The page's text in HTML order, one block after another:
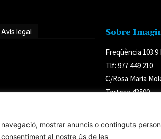
mostrar anuncis o continguts
al nostre ús de les
Avís legal Sobre
Freqüència 103.9
Tlf: 977 449 210
C/Rosa Maria
Tortosa 43500